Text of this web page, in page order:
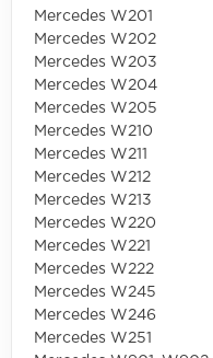
Mercedes W201
Mercedes W202
Mercedes W203
Mercedes W204
Mercedes W205
Mercedes W210
Mercedes W211
Mercedes W212
Mercedes W213
Mercedes W220
Mercedes W221
Mercedes W222
Mercedes W245
Mercedes W246
Mercedes W251